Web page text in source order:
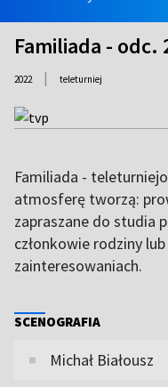
Familiada - odc.
2022 | teleturniej
Familiada -
atmosferę tworzą:
zapraszane do studia
członkowie rodziny
zainteresowaniach.
SCENOGRAFIA
Michał Białousz